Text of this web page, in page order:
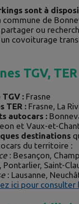
sont à
commune de
partager ou
un covoiturage
TGV,
TGV : Frasne
TER : Frasne, La
autocars :
et Vaux-et-
destinations
du territoire :
: Besançon,
Pontarlier, Saint-
: Lausanne,
ici pour consulter